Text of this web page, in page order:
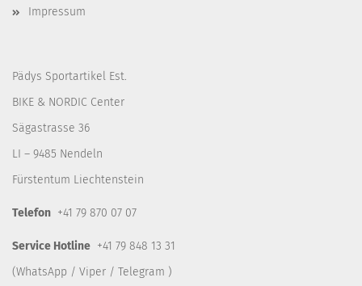
Impressum
Pädys Sportartikel Est.
BIKE & NORDIC Center
Sägastrasse 36
LI – 9485 Nendeln
Fürstentum Liechtenstein
Telefon +41 79 870 07 07
Service Hotline +41 79 848 13 31
(WhatsApp / Viper / Telegram )